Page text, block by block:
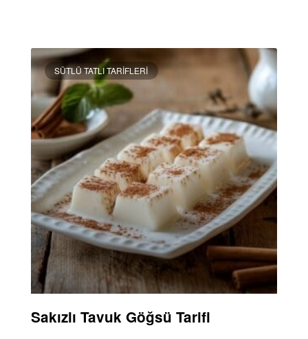
SÜTLÜ TATLI TARIFLERI
Sakızlı Tavuk Göğsü Tarifi